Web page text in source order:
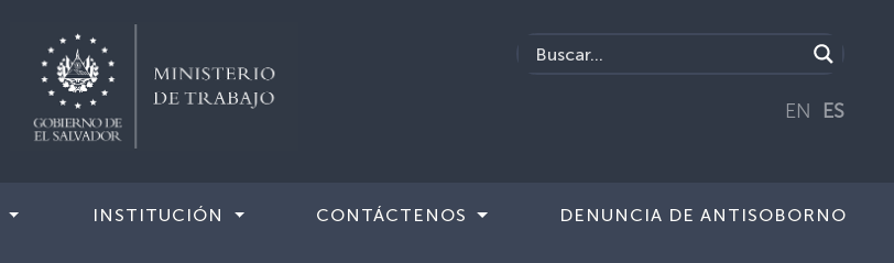
EN ES
INSTITUCIÓN CONTÁCTENOS DENUNCIA DE ANTISOBORNO